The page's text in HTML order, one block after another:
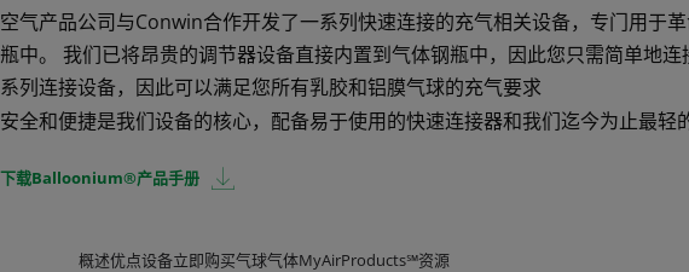
空气产品公司与Conwin合作开发了一系列快速连接的充气相关设备，专门用
瓶中。 我们已将昂贵的调节器设备直接内置到气体钢瓶中，因此您只需简单地
系列连接设备，因此可以满足您所有乳胶和铝膜气球的充气要求
安全和便捷是我们设备的核心，配备易于使用的快速连接器和我们迄今为止最轻
下载Balloonium®产品手册
概述优点设备立即购买气球气体MyAirProducts℠资源